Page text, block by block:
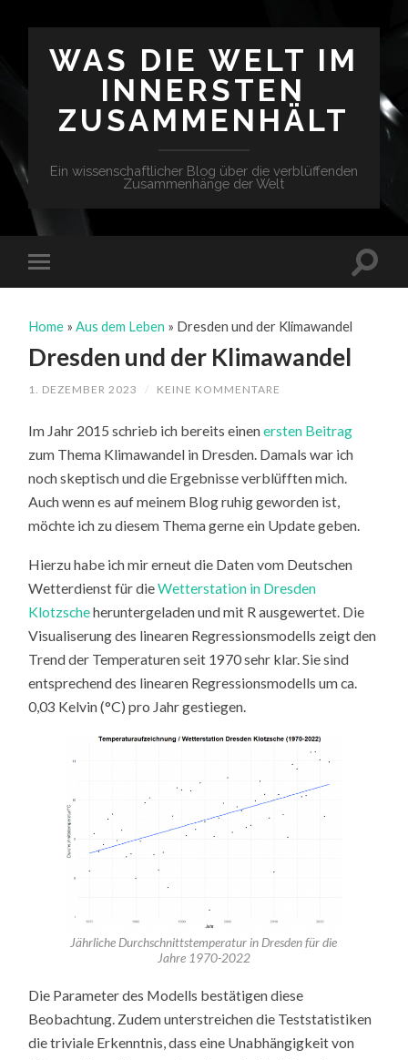
WAS DIE WELT IM
INNERSTEN
ZUSAMMENHÄLT
Ein wissenschaftlicher Blog über die verblüffenden
Zusammenhänge der Welt
Home » Aus dem Leben » Dresden und der Klimawandel
Dresden und der Klimawandel
1. DEZEMBER 2023 / KEINE KOMMENTARE
Im Jahr 2015 schrieb ich bereits einenersten Beitrag
zum Thema Klimawandel in Dresden. Damals war ich
noch skeptisch und die Ergebnisse verblüfften mich.
Auch wenn es auf meinem Blog ruhig geworden ist,
möchte ich zu diesem Thema gerne ein Update geben.
Hierzu habe ich mir erneut die Daten vom Deutschen
Wetterdienst für dieWetterstation in Dresden
Klotzscheheruntergeladen und mit R ausgewertet. Die
Visualiserung des linearen Regressionsmodells zeigt den
Trend der Temperaturen seit 1970 sehr klar. Sie sind
entsprechend des linearen Regressionsmodells um ca.
0,03 Kelvin (°C) pro Jahr gestiegen.
Jährliche Durchschnittstemperatur in Dresden für die
Jahre 1970-2022
Die Parameter des Modells bestätigen diese
Beobachtung. Zudem unterstreichen die Teststatistiken
die triviale Erkenntnis, dass eine Unabhängigkeit von